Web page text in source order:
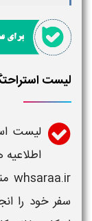
لیست
لیست
whsaraa.ir
سفر خود را